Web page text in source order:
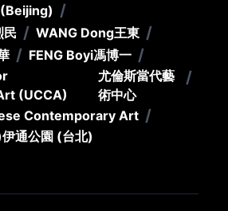
/
民 / WANG Dong王東 /
/ FENG Boyi馮博一 /
(UCCA)
尤倫斯當代藝
術中心
/
Contemporary Art /
伊通公園 (台北)